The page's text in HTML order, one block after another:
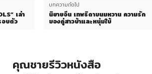
เล่า
อบตัว
บทความถัดไป
นิยายจีน เทพธิดาขนมหวาน ความรัก
ของคู่สาวบ้าและหนุ่มใบ้
คุณชายรีวิวหนังสือ